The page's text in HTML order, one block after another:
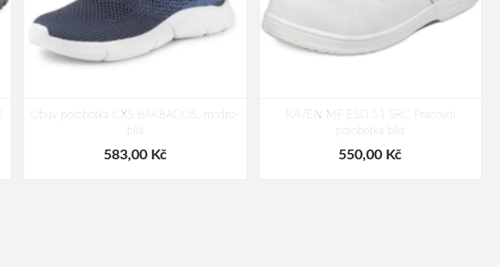
Obuv polobotka CXS BARBADOS, modro-
bílá
583,00 Kč
RAVEN MF ESD S1 SRC Pracovní
polobotka bílá
550,00 Kč